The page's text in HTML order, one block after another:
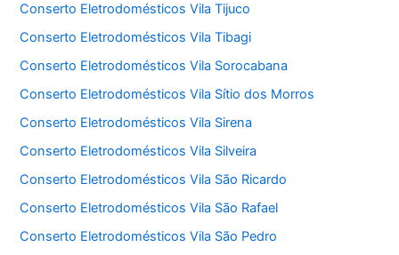
Conserto Eletrodomésticos Vila Tijuco
Conserto Eletrodomésticos Vila Tibagi
Conserto Eletrodomésticos Vila Sorocabana
Conserto Eletrodomésticos Vila Sítio dos Morros
Conserto Eletrodomésticos Vila Sirena
Conserto Eletrodomésticos Vila Silveira
Conserto Eletrodomésticos Vila São Ricardo
Conserto Eletrodomésticos Vila São Rafael
Conserto Eletrodomésticos Vila São Pedro